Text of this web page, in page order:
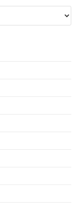
the